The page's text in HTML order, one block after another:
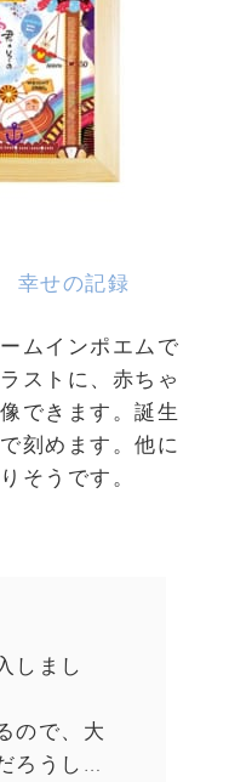
幸せの記録
ムインポエムで
ストに、赤ちゃ
できます。誕生
刻めます。他に
そうです。
しまし
ので、大
ろうし…